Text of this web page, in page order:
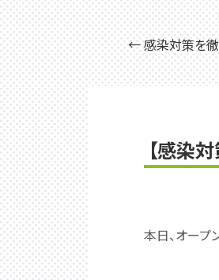
← 感染対策を徹
【感染
本日、オープ